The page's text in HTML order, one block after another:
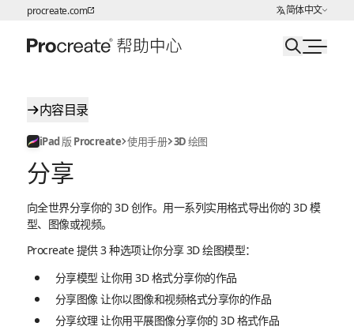
跳转至内容
procreate.com 简体中文
选择语言
内容目录
iPad 版 Procreate 使用手册 3D 绘图
分享
向全世界分享你的 3D 创作。用一系列实用格式导出你的 3D 模
型、图像或视频。
Procreate 提供 3 种选项让你分享 3D 绘图模型：
分享模型 让你用 3D 格式分享你的作品
分享图像 让你以图像和视频格式分享你的作品
分享纹理 让你用平展图像分享你的 3D 格式作品